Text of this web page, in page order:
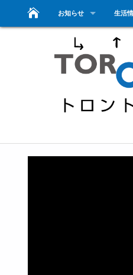
お知らせ 生活